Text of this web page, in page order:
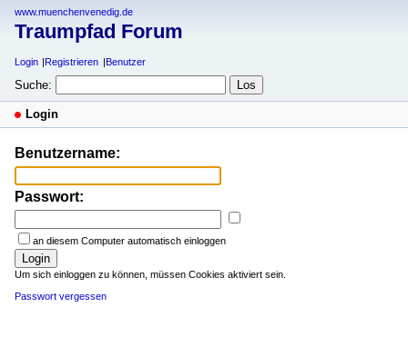
www.muenchenvenedig.de
Traumpfad Forum
Login Registrieren Benutzer
Suche:
Login
Benutzername:
Passwort:
an diesem Computer automatisch einloggen
Login
Um sich einloggen zu können, müssen Cookies aktiviert sein.
Passwort vergessen